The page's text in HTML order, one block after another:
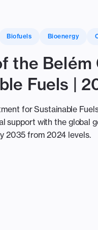
Biofuels Bioenergy
the
Fuels |
for Sustainable
support with the global
2035 from 2024 levels.